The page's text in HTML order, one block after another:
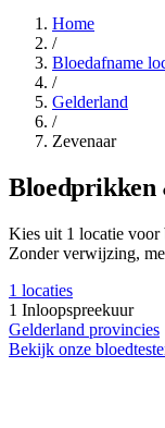
Home
/
Bloedafname
/
Gelderland
/
Zevenaar
Bloedprikken
Kies uit 1 locatie voor
Zonder verwijzing,
1 locaties
1 Inloopspreekuur
Gelderland provincies
Bekijk onze